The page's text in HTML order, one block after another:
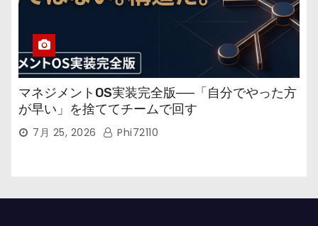
マネジメントOS実装完全版──「自分でやった方
が早い」を捨ててチームで回す
7月 25, 2026 Phi72110